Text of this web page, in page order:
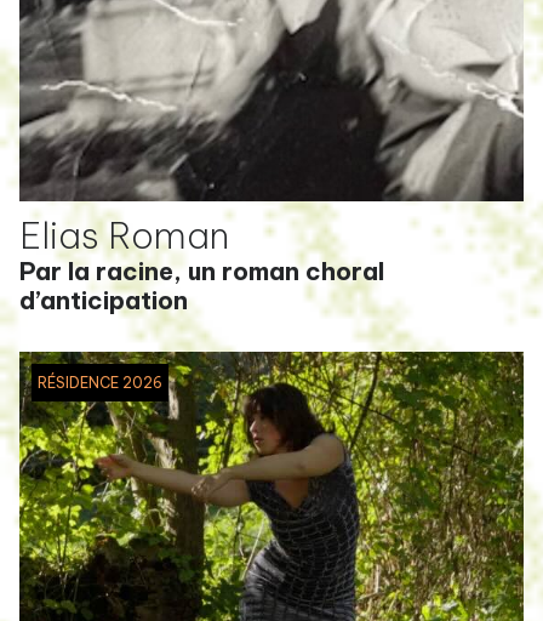
Elias Roman
Par la racine, un roman choral
d’anticipation
RÉSIDENCE 2026